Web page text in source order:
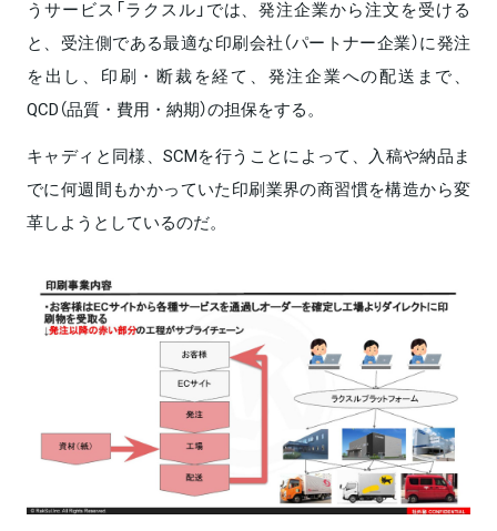
うサービス「ラクスル」では、発注企業から注文を受ける
と、受注側である最適な印刷会社（パートナー企業）に発注
を出し、印刷・断裁を経て、発注企業への配送まで、
QCD（品質・費用・納期）の担保をする。
キャディと同様、SCMを行うことによって、入稿や納品ま
でに何週間もかかっていた印刷業界の商習慣を構造から変
革しようとしているのだ。